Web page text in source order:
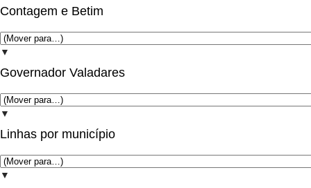
Contagem e Betim
▼
Governador Valadares
▼
Linhas por município
▼